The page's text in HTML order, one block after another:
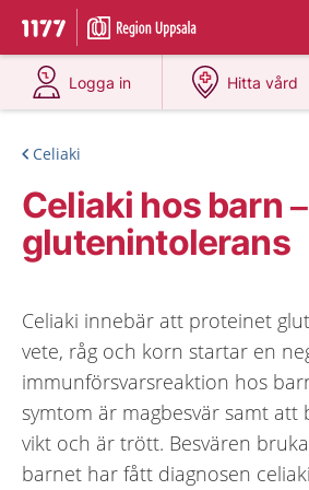
Till startsidan för 1177
Du har valt region
Logga in
på 1177.se
Hitta vård
på
Celiaki
Celiaki hos barn –
glutenintolerans
Celiaki innebär att proteinet
vete, råg och korn startar en
immunförsvarsreaktion hos
symtom är magbesvär samt att
vikt och är trött. Besvären
barnet har fått diagnosen